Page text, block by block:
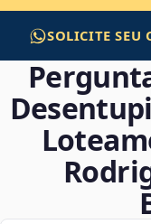
SOLICITE SEU